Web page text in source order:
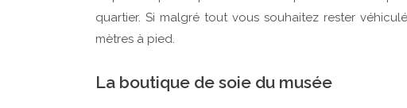
quartier. Si malgré tout vous souhaitez rester
mètres à pied.
La boutique de soie du musée